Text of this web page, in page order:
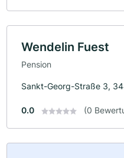
Wendelin Fuest
Pension
Sankt-Georg-Straße 3,
0.0 (0